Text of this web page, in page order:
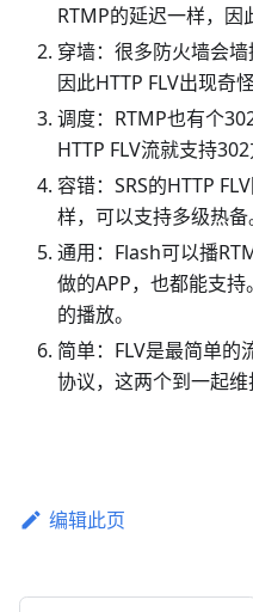
RTMP的延迟一样，因
穿墙：很多防火墙会墙
因此HTTP FLV出现奇
调度：RTMP也有个
HTTP FLV流就支持
容错：SRS的HTTP
样，可以支持多级热备
通用：Flash可以播
做的APP，也都能支
的播放。
简单：FLV是最简单的
协议，这两个到一起维
编辑此页